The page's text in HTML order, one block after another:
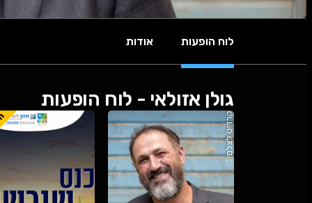
לוח הופעות אודות
גולן אזולאי - לוח הופעות
קרדיט לצלם